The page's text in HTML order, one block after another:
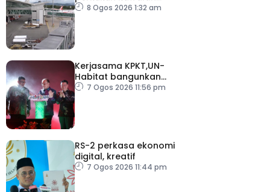
keselamatan di semua
8 Ogos 2026 1:32 am
Kerjasama KPKT,UN-
Habitat bangunkan
inisiatif My Public Space
7 Ogos 2026 11:56 pm
RS-2 perkasa ekonomi
digital, kreatif
7 Ogos 2026 11:44 pm